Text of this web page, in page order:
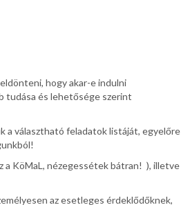
hogy akar-e indulni
tudása és lehetősége szerint
a választható feladatok listáját, egyelőre
a KöMaL, nézegessétek bátran! ), illetve
az esetleges érdeklődőknek,